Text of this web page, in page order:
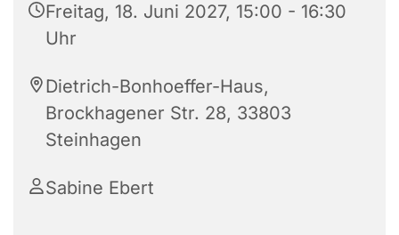
Freitag, 18. Juni 2027, 15:00 - 16:30
Uhr
Dietrich-Bonhoeffer-Haus,
Brockhagener Str. 28, 33803
Steinhagen
Sabine Ebert